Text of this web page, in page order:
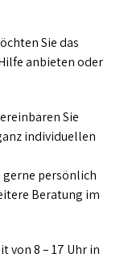
Sie das
anbieten oder
Sie
individuellen
gerne persönlich
Beratung im
von 8 – 17 Uhr in